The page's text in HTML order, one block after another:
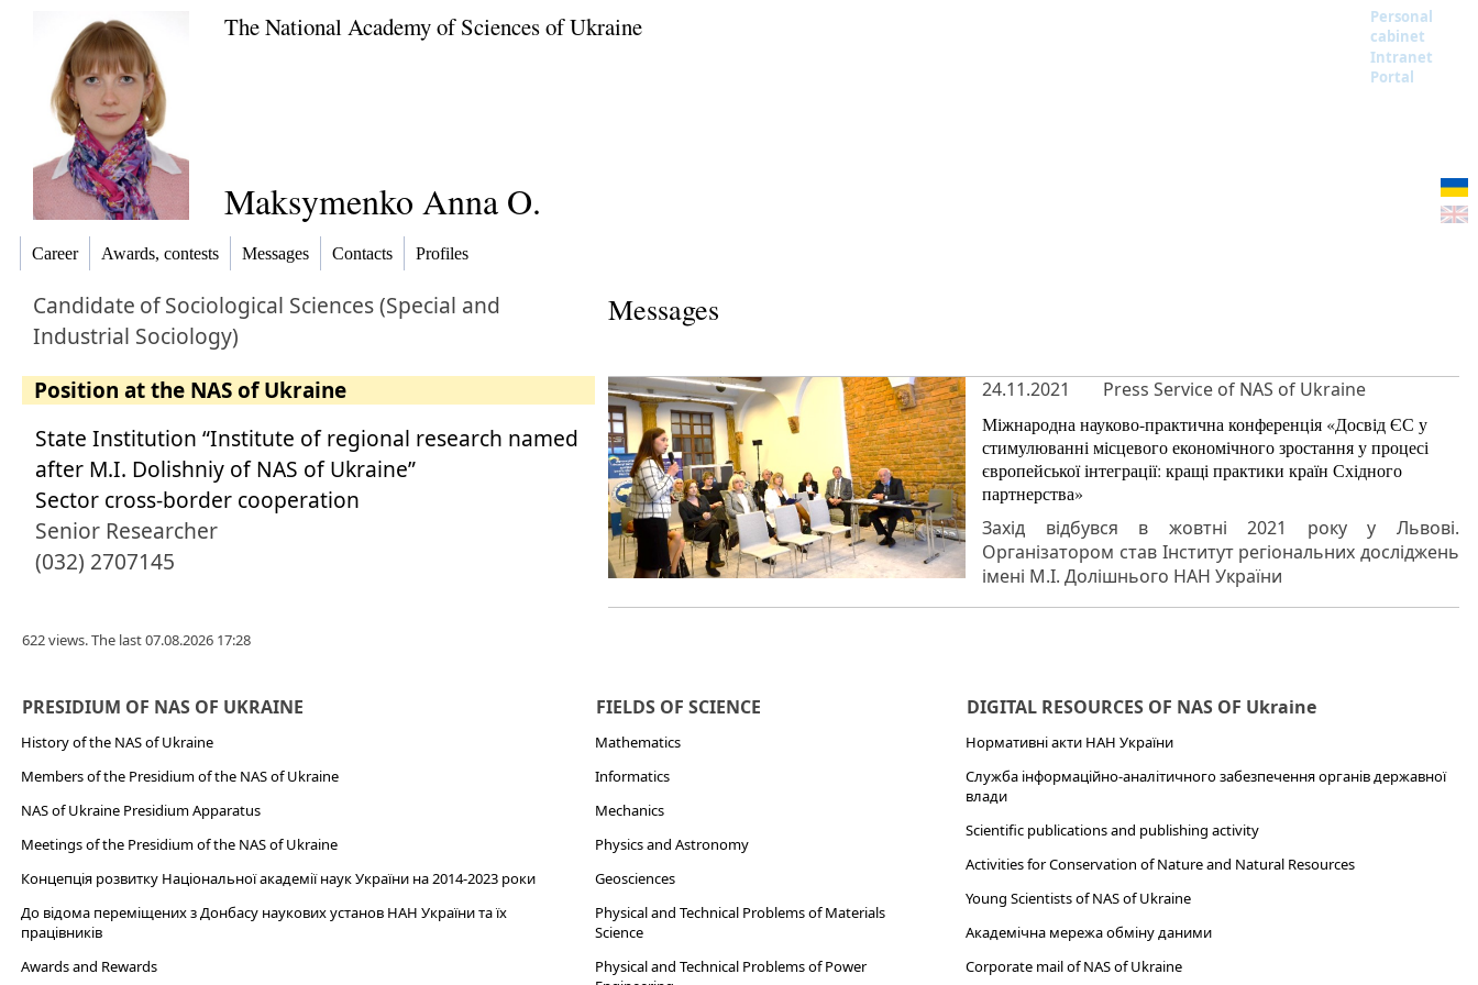
The National Academy of Sciences of Ukraine
Personal
cabinet
Intranet
Portal
Maksymenko Anna O.
Career Awards, contests Messages Contacts Profiles
Candidate ofSociological Sciences (Special and
Industrial Sociology)
Position at the NAS of Ukraine
State Institution “Institute of regional research named
after M.I. Dolishniy of NAS of Ukraine”
Sector cross-border cooperation
Senior Researcher
(032) 2707145
622 views. The last 07.08.2026 17:28
Messages
24.11.2021 Press Service of NAS of Ukraine
Міжнародна науково-практична конференція «Досвід ЄС у
стимулюванні місцевого економічного зростання у процесі
європейської інтеграції: кращі практики країн Східного
партнерства»
Захід відбувся в жовтні 2021 року у Львові.
Організатором став Інститут регіональних досліджень
імені М.І. Долішнього НАН України
PRESIDIUM OF NAS OF UKRAINE
History of the NAS of Ukraine
Members of the Presidium of the NAS of Ukraine
NAS of Ukraine Presidium Apparatus​
Meetings of the Presidium of the NAS of Ukraine
Концепція розвитку Національної академії наук України на 2014-2023 роки
До відома переміщених з Донбасу наукових установ НАН України та їх
працівників
Awards and Rewards
FIELDS OF SCIENCE
Mathematics
Informatics
Mechanics
Physics and Astronomy
Geosciences
Physical and Technical Problems of Materials
Science
Physical and Technical Problems of Power
DIGITAL RESOURCES OF NAS OF Ukraine
Нормативні акти НАН України
Служба інформаційно-аналітичного забезпечення органів державної
влади
Scientific publications and publishing activity
Activities for Conservation of Nature and Natural Resources
Young Scientists of NAS of Ukraine
Академічна мережа обміну даними
Corporate mail of NAS of Ukraine